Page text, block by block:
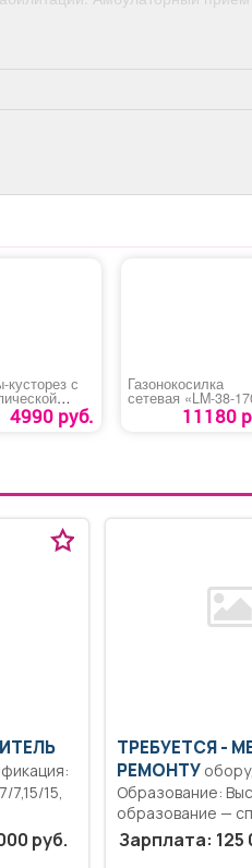
с
«DENZEL
4990 руб.
Газонокосилка
сетевая «LM-38-
11180
7,15/15,
руб.
ТРЕБУЕТСЯ -
РЕМОНТУ
Образование:
образование —
магистратура..
работу всех...
Зарплата: 125